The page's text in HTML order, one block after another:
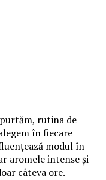
rutina de
în fiecare
modul în
aromele intense și
câteva ore.